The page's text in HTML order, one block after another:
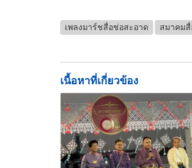
เพลงมาร์ชสื่อช่อสะอาด สมาคม
เนื้อหาที่เกี่ยวข้อง